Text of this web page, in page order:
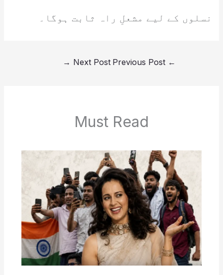
نسلوں کے لیے مشعلِ راہ ثابت ہوگا۔
←
Next Post
→
Must Read